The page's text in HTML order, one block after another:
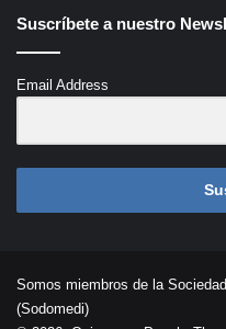
Suscríbete a nuestro
Email Address
Somos miembros de la
(Sodomedi)